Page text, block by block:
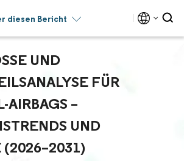
diesen Bericht
UND M
FÜR A
– W
UND P